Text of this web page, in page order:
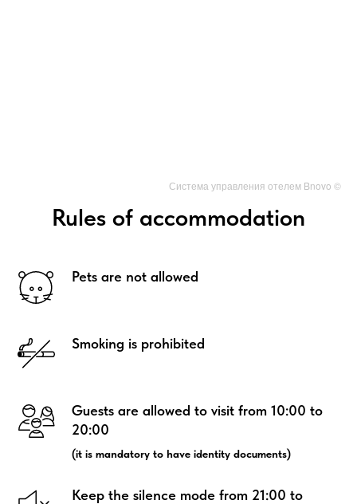
Система управления отелем Bnovo ©
Rules of accommodation
Pets are not allowed
Smoking is prohibited
Guests are allowed to visit from 10:00 to
20:00
(it is mandatory to have identity documents)
Keep the silence mode from 21:00 to